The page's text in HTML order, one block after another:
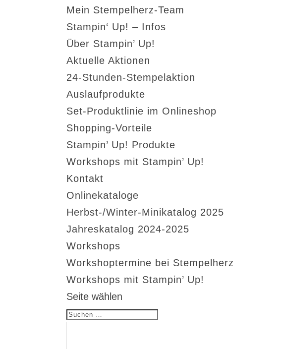
Mein Stempelherz-Team
Stampin‘ Up! – Infos
Über Stampin’ Up!
Aktuelle Aktionen
24-Stunden-Stempelaktion
Auslaufprodukte
Set-Produktlinie im Onlineshop
Shopping-Vorteile
Stampin’ Up! Produkte
Workshops mit Stampin’ Up!
Kontakt
Onlinekataloge
Herbst-/Winter-Minikatalog 2025
Jahreskatalog 2024-2025
Workshops
Workshoptermine bei Stempelherz
Workshops mit Stampin’ Up!
Seite wählen